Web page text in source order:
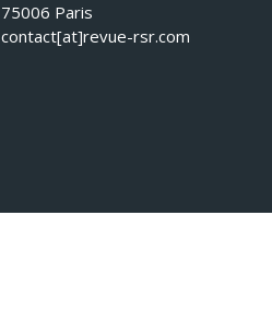
75006 Paris
contact[at]revue-rsr.com